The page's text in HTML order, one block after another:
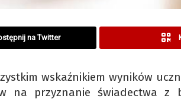
na Twitter
wskaźnikiem wyników
na przyznanie świadectwa z